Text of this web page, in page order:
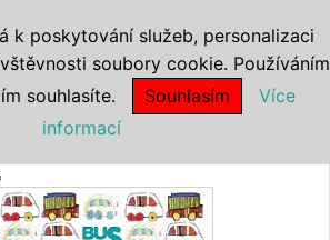
k poskytování služeb, personalizaci
soubory cookie. Používáním
souhlasíte.
Souhlasím
Více
informací